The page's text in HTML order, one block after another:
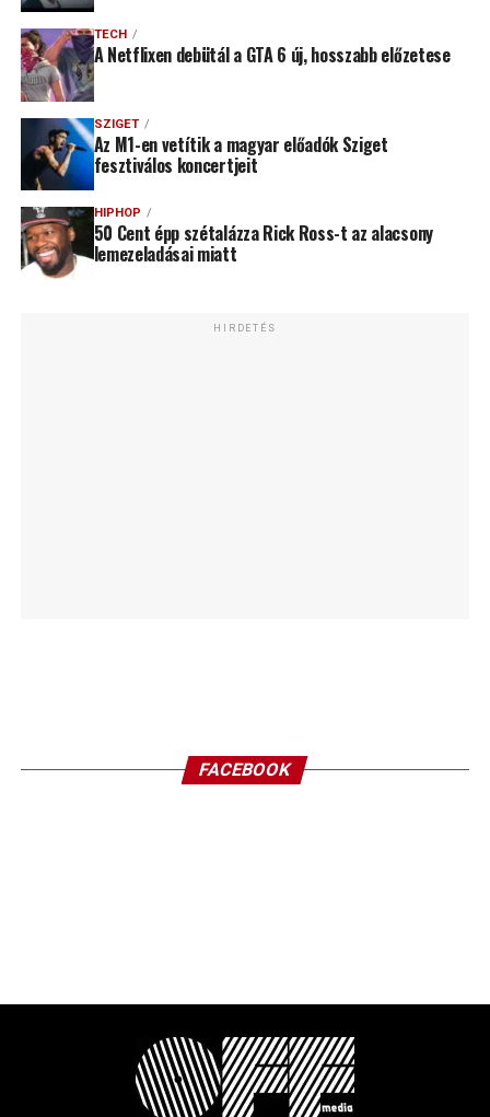
TECH
A Netflixen debütál a GTA 6 új, hosszabb előzetese
SZIGET
Az M1-en vetítik a magyar előadók Sziget
fesztiválos koncertjeit
HIPHOP
50 Cent épp szétalázza Rick Ross-t az alacsony
lemezeladásai miatt
HIRDETÉS
FACEBOOK